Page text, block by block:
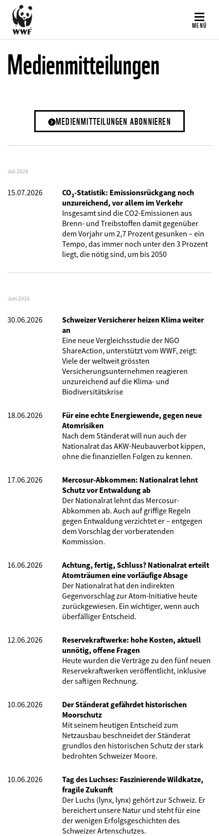
Direkt
zum
Inhalt
MENÜ
Medienmitteilungen
MEDIENMITTEILUNGEN ABONNIEREN
Juli 2026
15.07.2026
CO₂-Statistik: Emissionsrückgang noch
unzureichend, vor allem im Verkehr
Insgesamt sind die CO2-Emissionen aus
Brenn- und Treibstoffen damit gegenüber
dem Vorjahr um 2,7 Prozent gesunken – ein
Tempo, das immer noch unter den 3 Prozent
liegt, die nötig sind, um bis 2050
Juni 2026
30.06.2026
Schweizer Versicherer heizen Klima weiter
an
Eine neue Vergleichsstudie der NGO
ShareAction, unterstützt vom WWF, zeigt:
Viele der weltweit grössten
Versicherungsunternehmen reagieren
unzureichend auf die Klima- und
Biodiversitätskrise
18.06.2026
Für eine echte Energiewende, gegen neue
Atomrisiken
Nach dem Ständerat will nun auch der
Nationalrat das AKW-Neubauverbot kippen,
ohne die finanziellen Folgen zu kennen.
17.06.2026
Mercosur-Abkommen: Nationalrat lehnt
Schutz vor Entwaldung ab
Der Nationalrat lehnt das Mercosur-
Abkommen ab. Auch auf griffige Regeln
gegen Entwaldung verzichtet er – entgegen
dem Vorschlag der vorberatenden
Kommission.
16.06.2026
Achtung, fertig, Schluss? Nationalrat erteilt
Atomträumen eine vorläufige Absage
Der Nationalrat hat den indirekten
Gegenvorschlag zur Atom-Initiative heute
zurückgewiesen. Ein wichtiger, wenn auch
überfälliger Entscheid.
12.06.2026
Reservekraftwerke: hohe Kosten, aktuell
unnötig, offene Fragen
Heute wurden die Verträge zu den fünf neuen
Reservekraftwerken veröffentlicht, inklusive
der saftigen Rechnung.
10.06.2026
Der Ständerat gefährdet historischen
Moorschutz
Mit seinem heutigen Entscheid zum
Netzausbau beschneidet der Ständerat
grundlos den historischen Schutz der stark
bedrohten Schweizer Moore.
10.06.2026
Tag des Luchses: Faszinierende Wildkatze,
fragile Zukunft
Der Luchs (lynx, lynx) gehört zur Schweiz. Er
bereichert unsere Natur und steht für eine
der wenigen Erfolgsgeschichten des
Schweizer Artenschutzes.